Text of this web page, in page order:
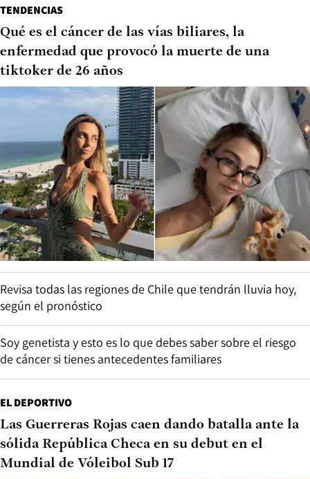
TENDENCIAS
Qué es el cáncer de las vías biliares, la
enfermedad que provocó la muerte de una
tiktoker de 26 años
Revisa todas las regiones de Chile que tendrán lluvia hoy,
según el pronóstico
Soy genetista y esto es lo que debes saber sobre el riesgo
de cáncer si tienes antecedentes familiares
EL DEPORTIVO
Las Guerreras Rojas caen dando batalla ante la
sólida República Checa en su debut en el
Mundial de Vóleibol Sub 17